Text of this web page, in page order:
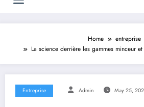
Home
entreprise
La science derrière les gammes minceur
Entreprise Admin May 25,